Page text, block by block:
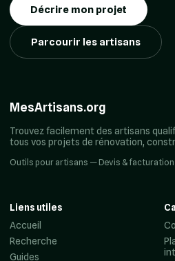
Décrire mon projet
Parcourir les artisans
MesArtisans.org
Trouvez facilement des artisans
tous vos projets de rénovation,
Outils pour artisans — Devis & facturation
Liens utiles
Accueil
Recherche
Guides